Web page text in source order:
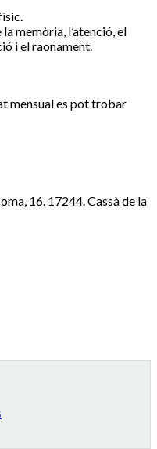
memòria, l’atenció, el
i el raonament.
mensual es pot trobar
16. 17244. Cassà de la